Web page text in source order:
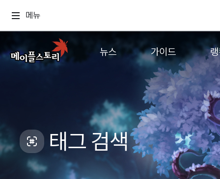
메뉴
뉴스
업데이트
이벤트
캐시샵 공지
메이플 알림판
with maple
가이드
게임정보
직업소개
확률형 아이템
NEXON NOW
추가정보
월드
컨텐
태그 검색